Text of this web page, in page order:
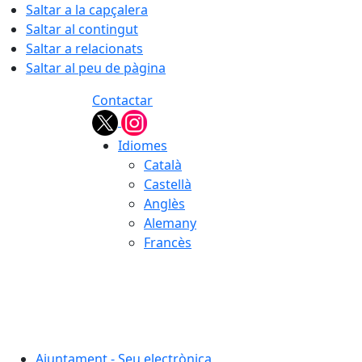
Saltar a la capçalera
Saltar al contingut
Saltar a relacionats
Saltar al peu de pàgina
Contactar
Idiomes
Català
Castellà
Anglès
Alemany
Francès